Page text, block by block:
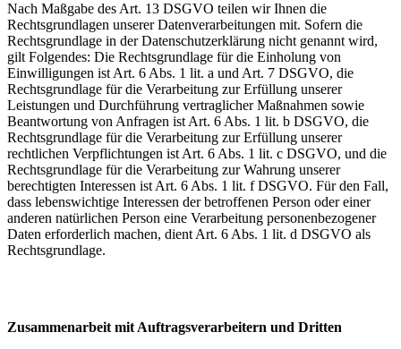
Nach Maßgabe des Art. 13 DSGVO teilen wir Ihnen die
Rechtsgrundlagen unserer Datenverarbeitungen mit. Sofern die
Rechtsgrundlage in der Datenschutzerklärung nicht genannt wird,
gilt Folgendes: Die Rechtsgrundlage für die Einholung von
Einwilligungen ist Art. 6 Abs. 1 lit. a und Art. 7 DSGVO, die
Rechtsgrundlage für die Verarbeitung zur Erfüllung unserer
Leistungen und Durchführung vertraglicher Maßnahmen sowie
Beantwortung von Anfragen ist Art. 6 Abs. 1 lit. b DSGVO, die
Rechtsgrundlage für die Verarbeitung zur Erfüllung unserer
rechtlichen Verpflichtungen ist Art. 6 Abs. 1 lit. c DSGVO, und die
Rechtsgrundlage für die Verarbeitung zur Wahrung unserer
berechtigten Interessen ist Art. 6 Abs. 1 lit. f DSGVO. Für den Fall,
dass lebenswichtige Interessen der betroffenen Person oder einer
anderen natürlichen Person eine Verarbeitung personenbezogener
Daten erforderlich machen, dient Art. 6 Abs. 1 lit. d DSGVO als
Rechtsgrundlage.
Zusammenarbeit mit Auftragsverarbeitern und Dritten